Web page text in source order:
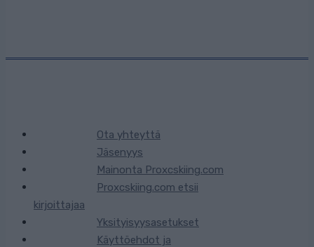
Ota yhteyttä
Jäsenyys
Mainonta Proxcskiing.com
Proxcskiing.com etsii
kirjoittajaa
Yksityisyysasetukset
Käyttöehdot ja